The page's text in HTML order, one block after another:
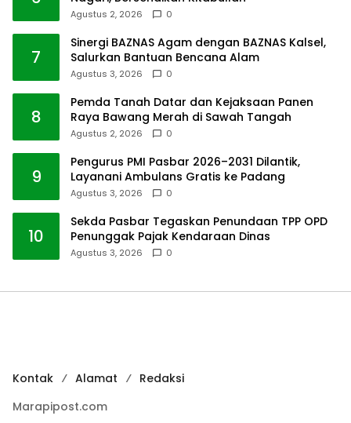
Agustus 2, 2026 0
7
Sinergi BAZNAS Agam dengan BAZNAS Kalsel,
Salurkan Bantuan Bencana Alam
Agustus 3, 2026 0
8
Pemda Tanah Datar dan Kejaksaan Panen
Raya Bawang Merah di Sawah Tangah
Agustus 2, 2026 0
9
Pengurus PMI Pasbar 2026–2031 Dilantik,
Layanani Ambulans Gratis ke Padang
Agustus 3, 2026 0
10
Sekda Pasbar Tegaskan Penundaan TPP OPD
Penunggak Pajak Kendaraan Dinas
Agustus 3, 2026 0
Kontak Alamat
Redaksi
Marapipost.com